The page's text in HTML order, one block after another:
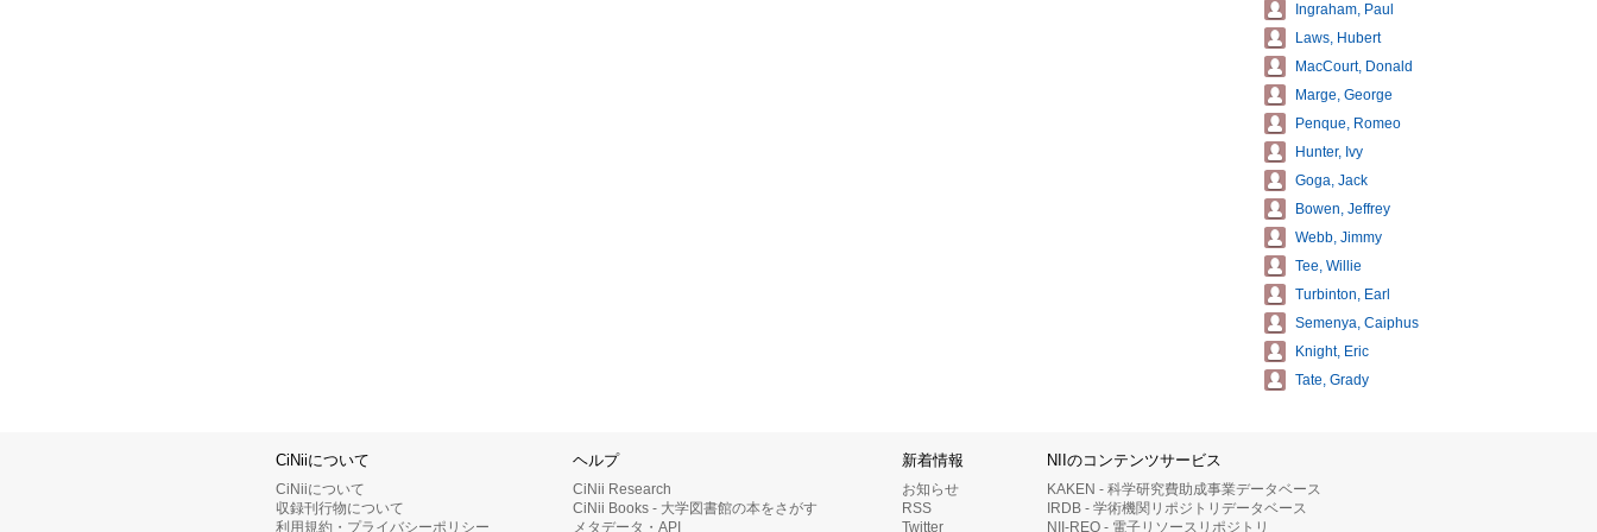
Ingraham, Paul
Laws, Hubert
MacCourt, Donald
Marge, George
Penque, Romeo
Hunter, Ivy
Goga, Jack
Bowen, Jeffrey
Webb, Jimmy
Tee, Willie
Turbinton, Earl
Semenya, Caiphus
Knight, Eric
Tate, Grady
CiNiiについて
CiNiiについて
収録刊行物について
利用規約・プライバシーポリシー
ヘルプ
CiNii Research
CiNii Books - 大学図書館の本をさがす
メタデータ・API
新着情報
お知らせ
RSS
Twitter
NIIのコンテンツサービス
KAKEN - 科学研究費助成事業データベース
IRDB - 学術機関リポジトリデータベース
NII-REO - 電子リソースリポジトリ